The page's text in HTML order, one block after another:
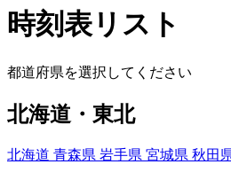
時刻表リスト
都道府県を選択してください
北海道・東北
北海道 青森県 岩手県 宮城県 秋田